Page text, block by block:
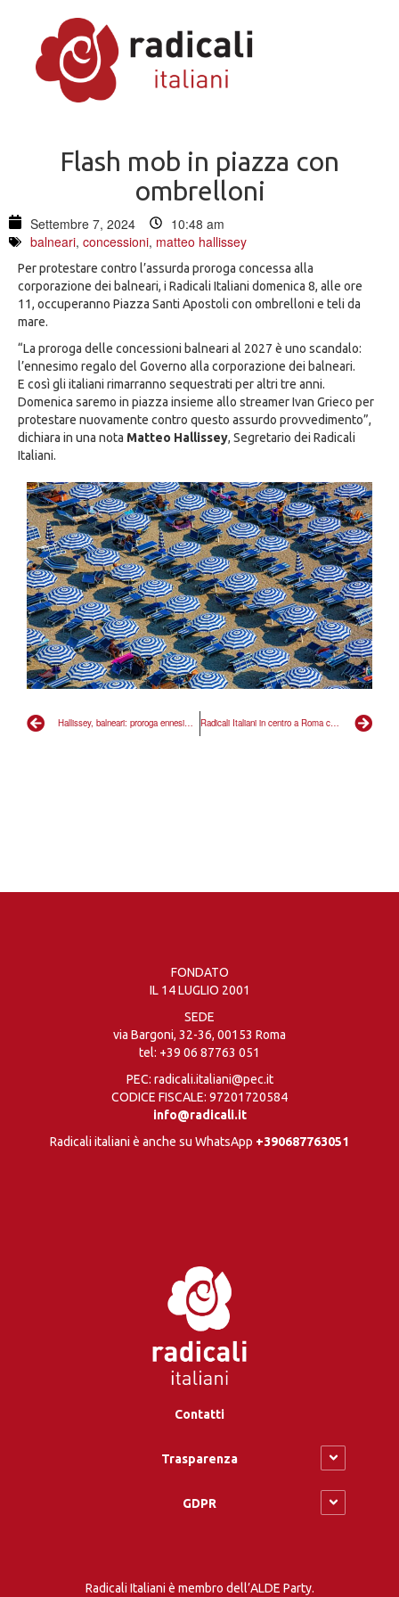
Flash mob in piazza con
ombrelloni
Settembre 7, 2024
10:48 am
balneari, concessioni, matteo hallissey
Hallissey, balneari: proroga ennesimo scandalo Radicali Italiani in centro a Roma con ombrelloni e teli mare
Per protestare contro l’assurda proroga concessa alla
corporazione dei balneari, i Radicali Italiani domenica 8, alle ore
11, occuperanno Piazza Santi Apostoli con ombrelloni e teli da
mare.
“La proroga delle concessioni balneari al 2027 è uno scandalo:
l’ennesimo regalo del Governo alla corporazione dei balneari.
E così gli italiani rimarranno sequestrati per altri tre anni.
Domenica saremo in piazza insieme allo streamer Ivan Grieco per
protestare nuovamente contro questo assurdo provvedimento”,
dichiara in una nota Matteo Hallissey, Segretario dei Radicali
Italiani.
FONDATO
IL 14 LUGLIO 2001
SEDE
via Bargoni, 32-36, 00153 Roma
tel: +39 06 87763 051
PEC: radicali.italiani@pec.it
CODICE FISCALE: 97201720584
info@radicali.it
Radicali italiani è anche su WhatsApp +390687763051
Contatti
Trasparenza
GDPR
Radicali Italiani è membro dell’ALDE Party.